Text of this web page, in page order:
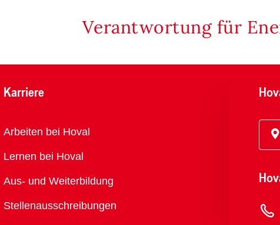
Verantwortung für
Karriere
Übersicht
Arbeiten bei Hoval
Lernen bei Hoval
Aus- und Weiterbildung
Stellenausschreibungen